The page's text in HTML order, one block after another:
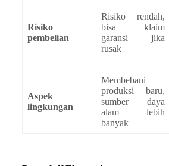
Risiko
pembelian
Risiko rendah,
bisa klaim
garansi jika
rusak
Aspek
lingkungan
Membebani
produksi baru,
sumber daya
alam lebih
banyak